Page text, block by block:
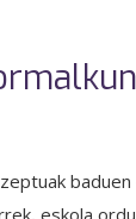
eskola